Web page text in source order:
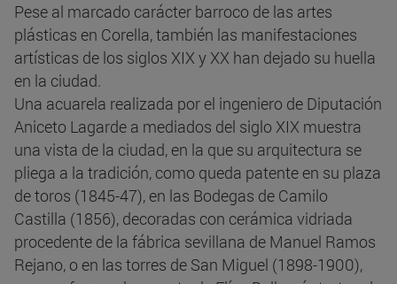
Pese al marcado carácter barroco de las artes
plásticas en Corella, también las manifestaciones
artísticas de los siglos XIX y XX han dejado su huella
en la ciudad.
Una acuarela realizada por el ingeniero de Diputación
Aniceto Lagarde a mediados del siglo XIX muestra
una vista de la ciudad, en la que su arquitectura se
pliega a la tradición, como queda patente en su plaza
de toros (1845-47), en las Bodegas de Camilo
Castilla (1856), decoradas con cerámica vidriada
procedente de la fábrica sevillana de Manuel Ramos
Rejano, o en las torres de San Miguel (1898-1900),